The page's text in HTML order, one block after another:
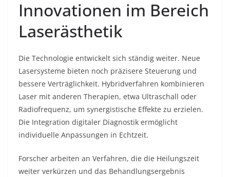
Innovationen im Bereich
Laserästhetik
Die Technologie entwickelt sich ständig weiter. Neue
Lasersysteme bieten noch präzisere Steuerung und
bessere Verträglichkeit. Hybridverfahren kombinieren
Laser mit anderen Therapien, etwa Ultraschall oder
Radiofrequenz, um synergistische Effekte zu erzielen.
Die Integration digitaler Diagnostik ermöglicht
individuelle Anpassungen in Echtzeit.
Forscher arbeiten an Verfahren, die die Heilungszeit
weiter verkürzen und das Behandlungsergebnis